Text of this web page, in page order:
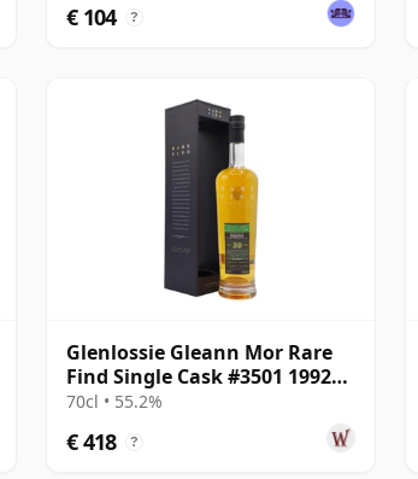
€ 104 ?
Glenlossie Gleann Mor Rare
Find Single Cask #3501 1992
30 jaar oud
70cl • 55.2%
€ 418 ?